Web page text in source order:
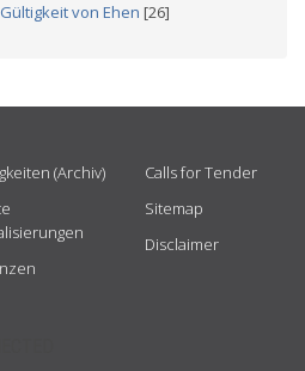
von Ehen [26]
(Archiv)
Calls for Tender
Sitemap
Disclaimer